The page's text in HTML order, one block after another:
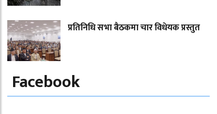
प्रतिनिधि सभा बैठकमा चार विधेयक प्रस्तुत
Facebook